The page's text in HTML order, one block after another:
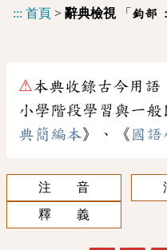
::: 首頁 > 辭典檢視「 鈞部 :
⚠本典收錄古今用語
小學階段學習與一
典簡編本》、《 國語
注 音
釋 義